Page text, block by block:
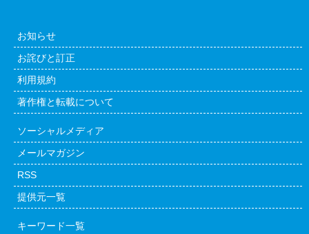
お知らせ
お詫びと訂正
利用規約
著作権と転載について
ソーシャルメディア
メールマガジン
RSS
提供元一覧
キーワード一覧